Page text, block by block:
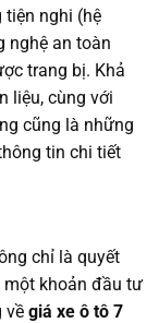
tiện nghi (hệ
nghệ an toàn
trang bị. Khả
liệu, cùng với
cũng là những
tin chi tiết
chỉ là quyết
một khoản đầu tư
về giá xe ô tô 7